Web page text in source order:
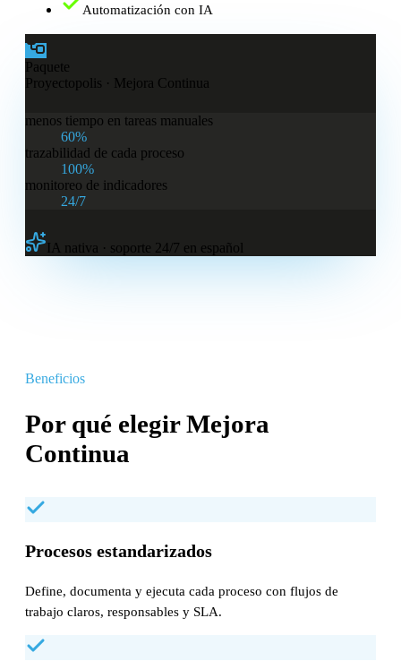
Automatización con IA
Paquete
Proyectopolis · Mejora Continua
menos tiempo en tareas manuales
60%
trazabilidad de cada proceso
100%
monitoreo de indicadores
24/7
IA nativa · soporte 24/7 en español
Beneficios
Por qué elegirMejora
Continua
Procesos estandarizados
Define, documenta y ejecuta cada proceso con flujos de
trabajo claros, responsables y SLA.